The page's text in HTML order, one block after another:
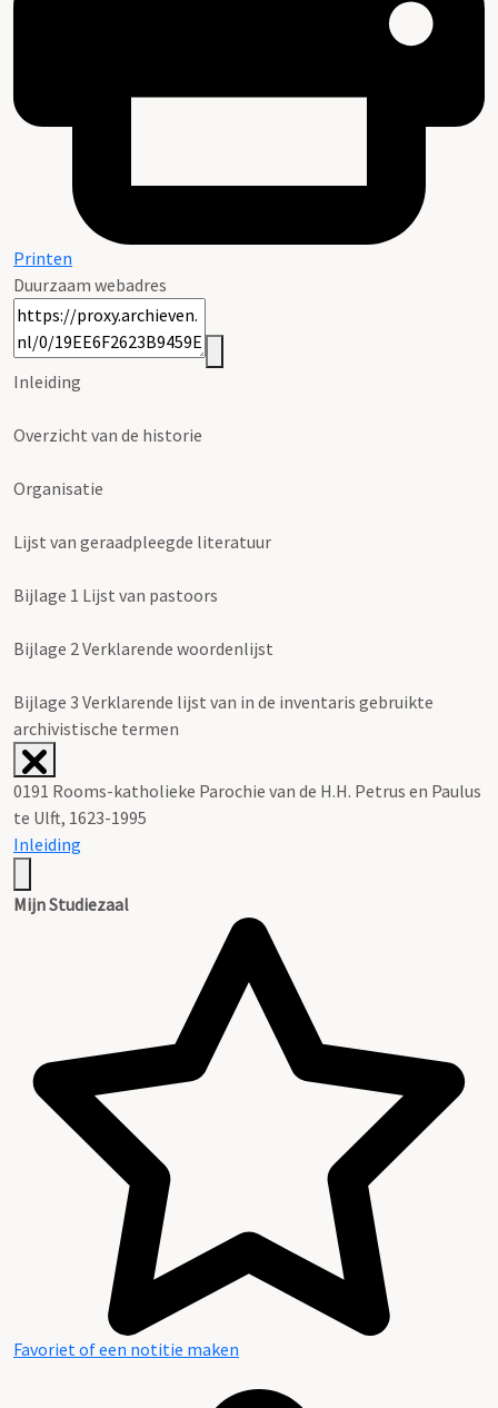
Printen
Duurzaam webadres
Inleiding
Overzicht van de historie
Organisatie
Lijst van geraadpleegde literatuur
Bijlage 1 Lijst van pastoors
Bijlage 2 Verklarende woordenlijst
Bijlage 3 Verklarende lijst van in de inventaris gebruikte
archivistische termen
0191 Rooms-katholieke Parochie van de H.H. Petrus en Paulus
te Ulft, 1623-1995
Inleiding
Mijn Studiezaal
Favoriet of een notitie maken